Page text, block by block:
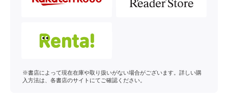
※書店によって現在在庫や取り扱いがない場合がございます。詳しい購
入方法は、各書店のサイトにてご確認ください。